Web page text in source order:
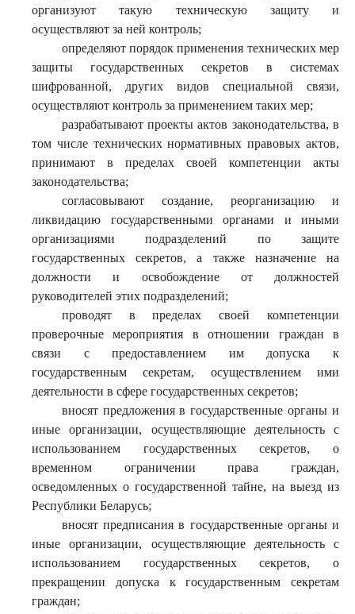
организуют такую техническую защиту и
осуществляют за ней контроль;
определяют порядок применения технических мер
защиты государственных секретов в системах
шифрованной, других видов специальной связи,
осуществляют контроль за применением таких мер;
разрабатывают проекты актов законодательства, в
том числе технических нормативных правовых актов,
принимают в пределах своей компетенции акты
законодательства;
согласовывают создание, реорганизацию и
ликвидацию государственными органами и иными
организациями подразделений по защите
государственных секретов, а также назначение на
должности и освобождение от должностей
руководителей этих подразделений;
проводят в пределах своей компетенции
проверочные мероприятия в отношении граждан в
связи с предоставлением им допуска к
государственным секретам, осуществлением ими
деятельности в сфере государственных секретов;
вносят предложения в государственные органы и
иные организации, осуществляющие деятельность с
использованием государственных секретов, о
временном ограничении права граждан,
осведомленных о государственной тайне, на выезд из
Республики Беларусь;
вносят предписания в государственные органы и
иные организации, осуществляющие деятельность с
использованием государственных секретов, о
прекращении допуска к государственным секретам
граждан;